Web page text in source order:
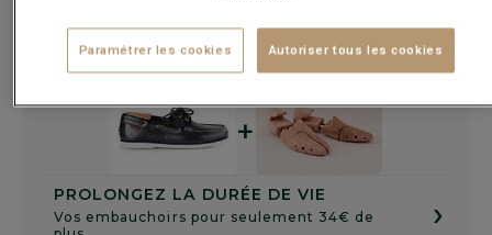
30 jours pour changer d'avis !
PROLONGEZ LA DURÉE DE VIE
Vos embauchoirs pour seulement 34€ de
›
+
Paramétrer les cookies Autoriser tous les cookies